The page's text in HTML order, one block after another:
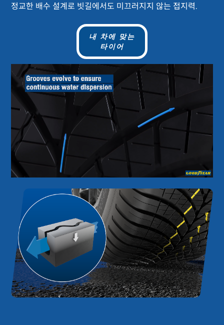
정교한 배수 설계로 빗길에서도 미끄러지지 않는 접지력.
내 차에 맞는
타이어